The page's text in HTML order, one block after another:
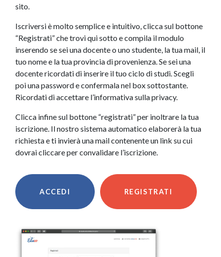
sito.
Iscriversi è molto semplice e intuitivo, clicca sul bottone
“Registrati” che trovi qui sotto e compila il modulo
inserendo se sei una docente o uno studente, la tua mail, il
tuo nome e la tua provincia di provenienza. Se sei una
docente ricordati di inserire il tuo ciclo di studi. Scegli
poi una password e confermala nel box sottostante.
Ricordati di accettare l’informativa sulla privacy.
Clicca infine sul bottone “registrati” per inoltrare la tua
iscrizione. Il nostro sistema automatico elaborerà la tua
richiesta e ti invierà una mail contenente un link su cui
dovrai cliccare per convalidare l’iscrizione.
ACCEDI REGISTRATI